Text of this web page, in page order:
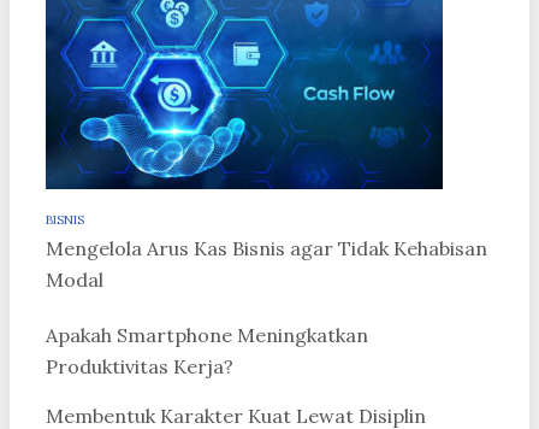
BISNIS
Mengelola Arus Kas Bisnis agar Tidak Kehabisan
Modal
Apakah Smartphone Meningkatkan
Produktivitas Kerja?
Membentuk Karakter Kuat Lewat Disiplin